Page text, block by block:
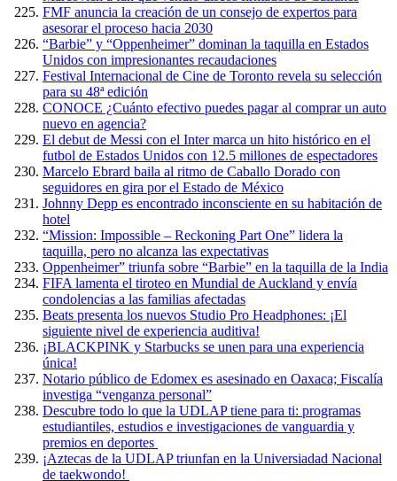
FMF anuncia la creación de un consejo de expertos para
asesorar el proceso hacia 2030
“Barbie” y “Oppenheimer” dominan la taquilla en Estados
Unidos con impresionantes recaudaciones
Festival Internacional de Cine de Toronto revela su selección
para su 48ª edición
CONOCE ¿Cuánto efectivo puedes pagar al comprar un auto
nuevo en agencia?
El debut de Messi con el Inter marca un hito histórico en el
futbol de Estados Unidos con 12.5 millones de espectadores
Marcelo Ebrard baila al ritmo de Caballo Dorado con
seguidores en gira por el Estado de México
Johnny Depp es encontrado inconsciente en su habitación de
hotel
“Mission: Impossible – Reckoning Part One” lidera la
taquilla, pero no alcanza las expectativas
Oppenheimer” triunfa sobre “Barbie” en la taquilla de la India
FIFA lamenta el tiroteo en Mundial de Auckland y envía
condolencias a las familias afectadas
Beats presenta los nuevos Studio Pro Headphones: ¡El
siguiente nivel de experiencia auditiva!
¡BLACKPINK y Starbucks se unen para una experiencia
única!
Notario público de Edomex es asesinado en Oaxaca; Fiscalía
investiga “venganza personal”
Descubre todo lo que la UDLAP tiene para ti: programas
estudiantiles, estudios e investigaciones de vanguardia y
premios en deportes
¡Aztecas de la UDLAP triunfan en la Universiadad Nacional
de taekwondo!